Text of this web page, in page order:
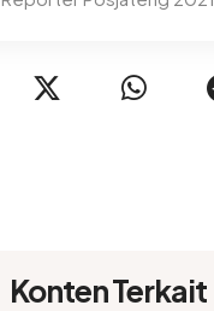
Konten Terkait